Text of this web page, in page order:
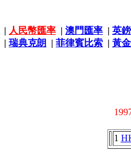
| 人民幣匯率 | 澳門匯率 | 英
| 瑞典克朗 | 菲律賓比索 | 黃
1